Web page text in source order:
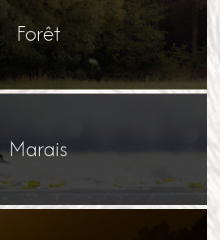
Forêt
Marais